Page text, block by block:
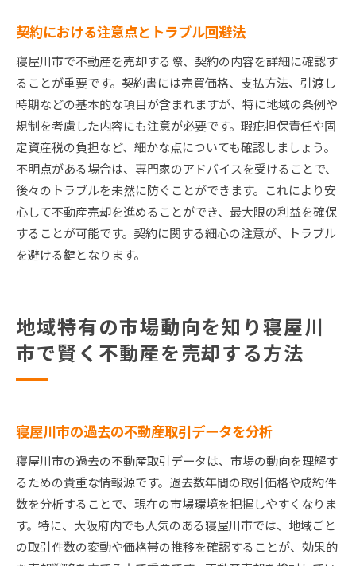
契約における注意点とトラブル回避法
寝屋川市で不動産を売却する際、契約の内容を詳細に確認す
ることが重要です。契約書には売買価格、支払方法、引渡し
時期などの基本的な項目が含まれますが、特に地域の条例や
規制を考慮した内容にも注意が必要です。瑕疵担保責任や固
定資産税の負担など、細かな点についても確認しましょう。
不明点がある場合は、専門家のアドバイスを受けることで、
後々のトラブルを未然に防ぐことができます。これにより安
心して不動産売却を進めることができ、最大限の利益を確保
することが可能です。契約に関する細心の注意が、トラブル
を避ける鍵となります。
地域特有の市場動向を知り寝屋川
市で賢く不動産を売却する方法
寝屋川市の過去の不動産取引データを分析
寝屋川市の過去の不動産取引データは、市場の動向を理解す
るための貴重な情報源です。過去数年間の取引価格や成約件
数を分析することで、現在の市場環境を把握しやすくなりま
す。特に、大阪府内でも人気のある寝屋川市では、地域ごと
の取引件数の変動や価格帯の推移を確認することが、効果的